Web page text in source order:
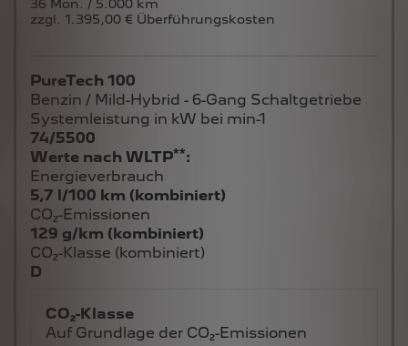
36 Mon. / 5.000 km
zzgl. 1.395,00 € Überführungskosten
PureTech 100
Benzin / Mild-Hybrid - 6-Gang Schaltgetriebe
Systemleistung in kW bei min-1
74/5500
Werte nach WLTP**:
Energieverbrauch
5,7 l/100 km (kombiniert)
CO₂-Emissionen
129 g/km (kombiniert)
CO₂-Klasse (kombiniert)
D
CO₂-Klasse
Auf Grundlage der CO₂-Emissionen